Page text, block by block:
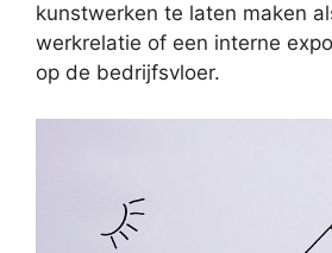
kunstwerken te laten maken
werkrelatie of een interne
op de bedrijfsvloer.